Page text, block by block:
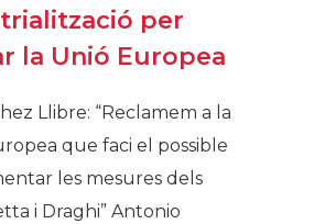
per
la Unió Europea
Llibre: “Reclamem a la
que faci el possible
les mesures dels
i Draghi” Antonio